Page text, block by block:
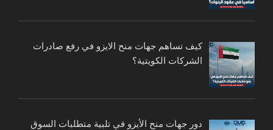
كيف تساهم جهات منح الايزو في رفع صادرات
الشركات الكويتية؟
دور جهات منح الأيزو في تلبية متطلبات السوق